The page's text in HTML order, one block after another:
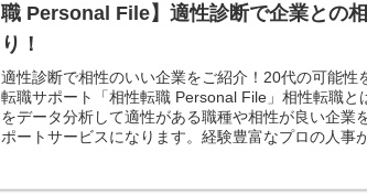
職 Personal File】適性診断で企業との
り！
適性診断で相性のいい企業をご紹介！20代の可能性
転職サポート「相性転職 Personal File」相性転職と
をデータ分析して適性がある職種や相性が良い企業
ポートサービスになります。経験豊富なプロの人事